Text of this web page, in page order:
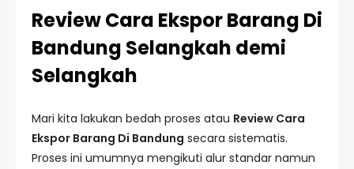
Review Cara Ekspor Barang Di
Bandung Selangkah demi
Selangkah
Mari kita lakukan bedah proses atau Review Cara
Ekspor Barang Di Bandung secara sistematis.
Proses ini umumnya mengikuti alur standar namun